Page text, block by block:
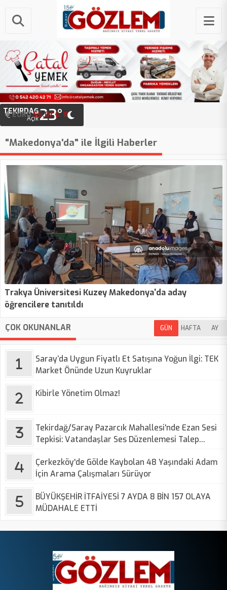
EURO 55.07 ₺
TEKIRDAĞ
Açık23°
"Makedonya'da" ile İlgili Haberler
Trakya Üniversitesi Kuzey Makedonya'da aday
öğrencilere tanıtıldı
ÇOK OKUNANLAR GÜN HAFTA AY
Saray’da Uygun Fiyatlı Et Satışına Yoğun İlgi: TEK
Market Önünde Uzun Kuyruklar
Kibirle Yönetim Olmaz!
Tekirdağ/Saray Pazarcık Mahallesi'nde Ezan Sesi
Tepkisi: Vatandaşlar Ses Düzenlemesi Talep
Çerkezköy'de Gölde Kaybolan 48 Yaşındaki Adam
İçin Arama Çalışmaları Sürüyor
BÜYÜKŞEHİR İTFAİYESİ 7 AYDA 8 BİN 157 OLAYA
MÜDAHALE ETTİ